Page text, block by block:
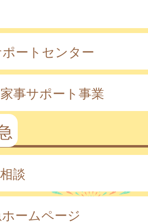
ートセンター
事サポート事業
談
ームページ